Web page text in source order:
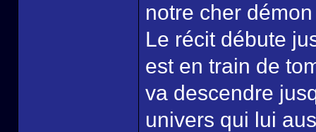
notre cher
Le récit débute
est en train de
va descendre
univers qui lui